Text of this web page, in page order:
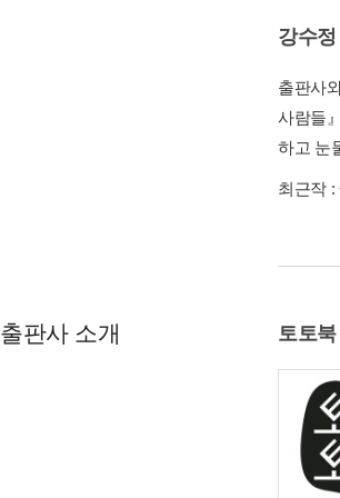
강수정
출판사
사람들
하고 눈
최근작 :
출판사 소개 토토북